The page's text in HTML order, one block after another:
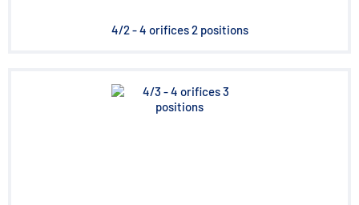
4/2 - 4 orifices 2 positions